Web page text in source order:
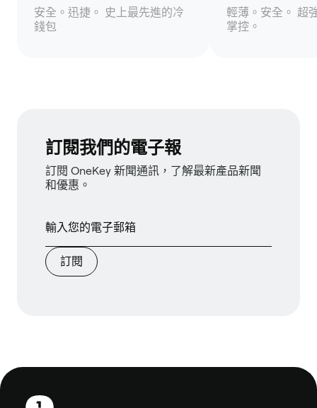
安全。迅捷。 史上最先進的冷
錢包
輕薄。安全。 超
掌控。
訂閱我們的電子報
訂閱 OneKey 新聞通訊，了解最新產品新聞
和優惠。
訂閱
頁